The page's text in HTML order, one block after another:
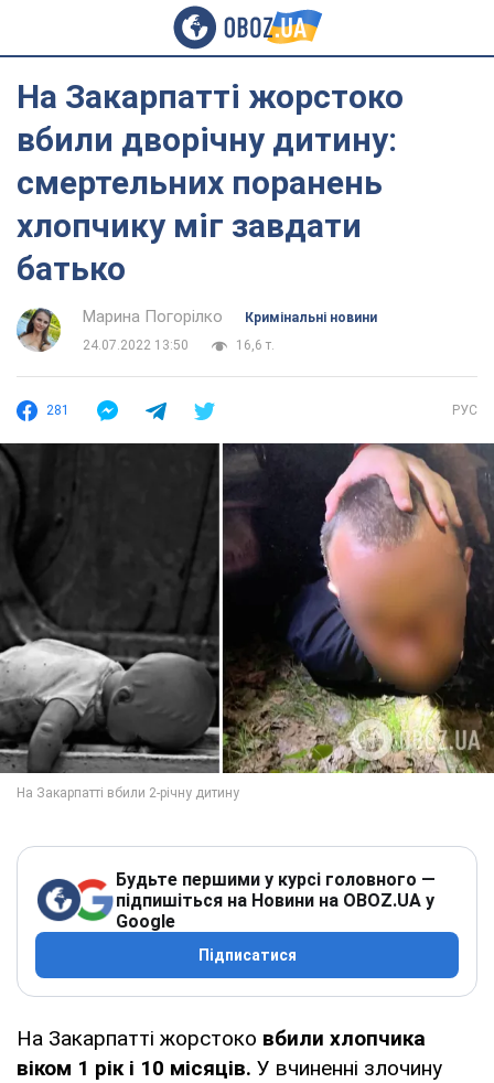
На Закарпатті жорстоко
вбили дворічну дитину:
смертельних поранень
хлопчику міг завдати
батько
Марина Погорілко
Кримінальні новини
24.07.2022 13:50
16,6 т.
281 РУС
Будьте першими у курсі головного —
підпишіться на Новини на OBOZ.UA у
Google
Підписатися
На Закарпатті жорстоко вбили хлопчика
віком 1 рік і 10 місяців. У вчиненні злочину